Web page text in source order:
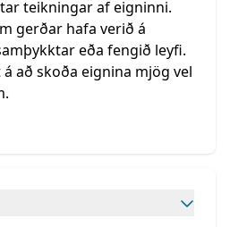
teikningar af eigninni.
gerðar hafa verið á
eða fengið leyfi.
að skoða eignina mjög vel